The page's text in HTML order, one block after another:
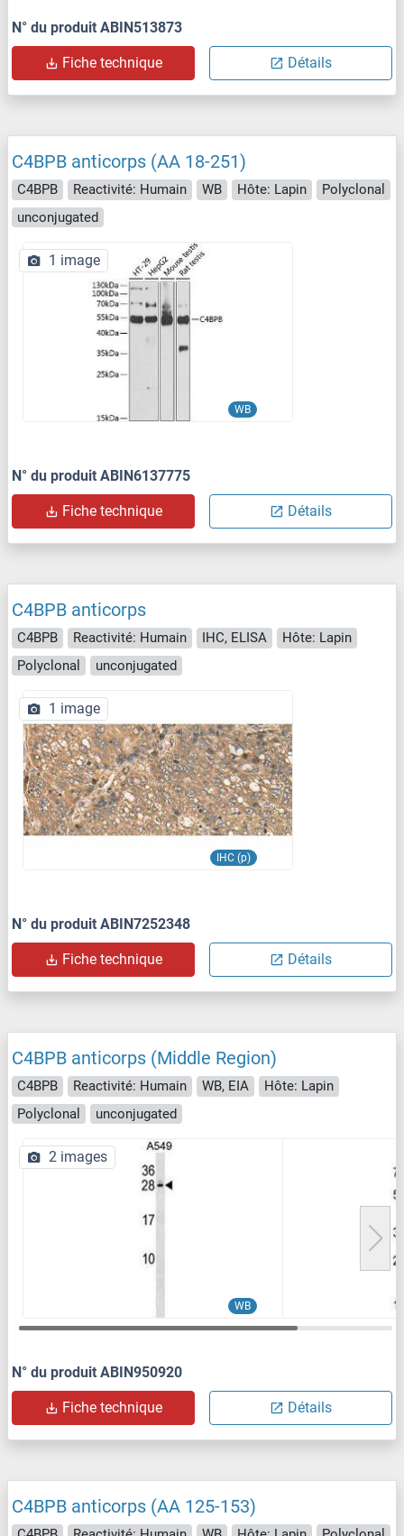
N° du produit ABIN513873
Fiche technique Détails
C4BPB anticorps (AA 18-251)
C4BPB Reactivité: Humain WB Hôte: Lapin
Polyclonal
unconjugated
WB
1 image
N° du produit ABIN6137775
Fiche technique Détails
C4BPB anticorps
C4BPB Reactivité: Humain IHC, ELISA
Hôte: Lapin
Polyclonal
unconjugated
IHC (p)
1 image
N° du produit ABIN7252348
Fiche technique Détails
C4BPB anticorps (Middle Region)
C4BPB Reactivité: Humain WB, EIA
Hôte: Lapin
Polyclonal
unconjugated
WB
2 images
N° du produit ABIN950920
Fiche technique Détails
C4BPB anticorps (AA 125-153)